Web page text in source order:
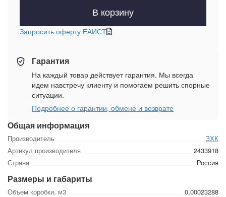
Общая информация
Производитель
ЗХК
Артикул производителя
2433918
Страна
Россия
Размеры и габариты
Объем коробки, м3 0,00023288
В корзину
Запросить оферту ЕАИСТ
Гарантия
На каждый товар действует гарантия. Мы всегда
идем навстречу клиенту и помогаем решить спорные
ситуации.
Подробнее о гарантии, обмене и возврате